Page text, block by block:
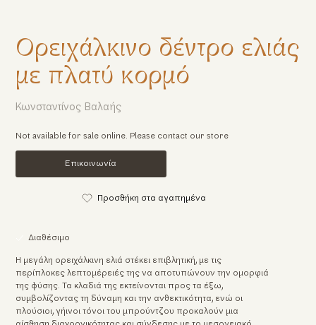
Κωνσταντίνος Βαλαής
Not available for sale online. Please contact our store
Επικοινωνία
Προσθήκη στα αγαπημένα
Διαθέσιμο
Η μεγάλη ορειχάλκινη ελιά στέκει επιβλητική, με τις
περίπλοκες λεπτομέρειές της να αποτυπώνουν την ομορφιά
της φύσης. Τα κλαδιά της εκτείνονται προς τα έξω,
συμβολίζοντας τη δύναμη και την ανθεκτικότητα, ενώ οι
πλούσιοι, γήινοι τόνοι του μπρούντζου προκαλούν μια
Ορειχάλκινο δέντρο ελιάς
με πλατύ κορμό